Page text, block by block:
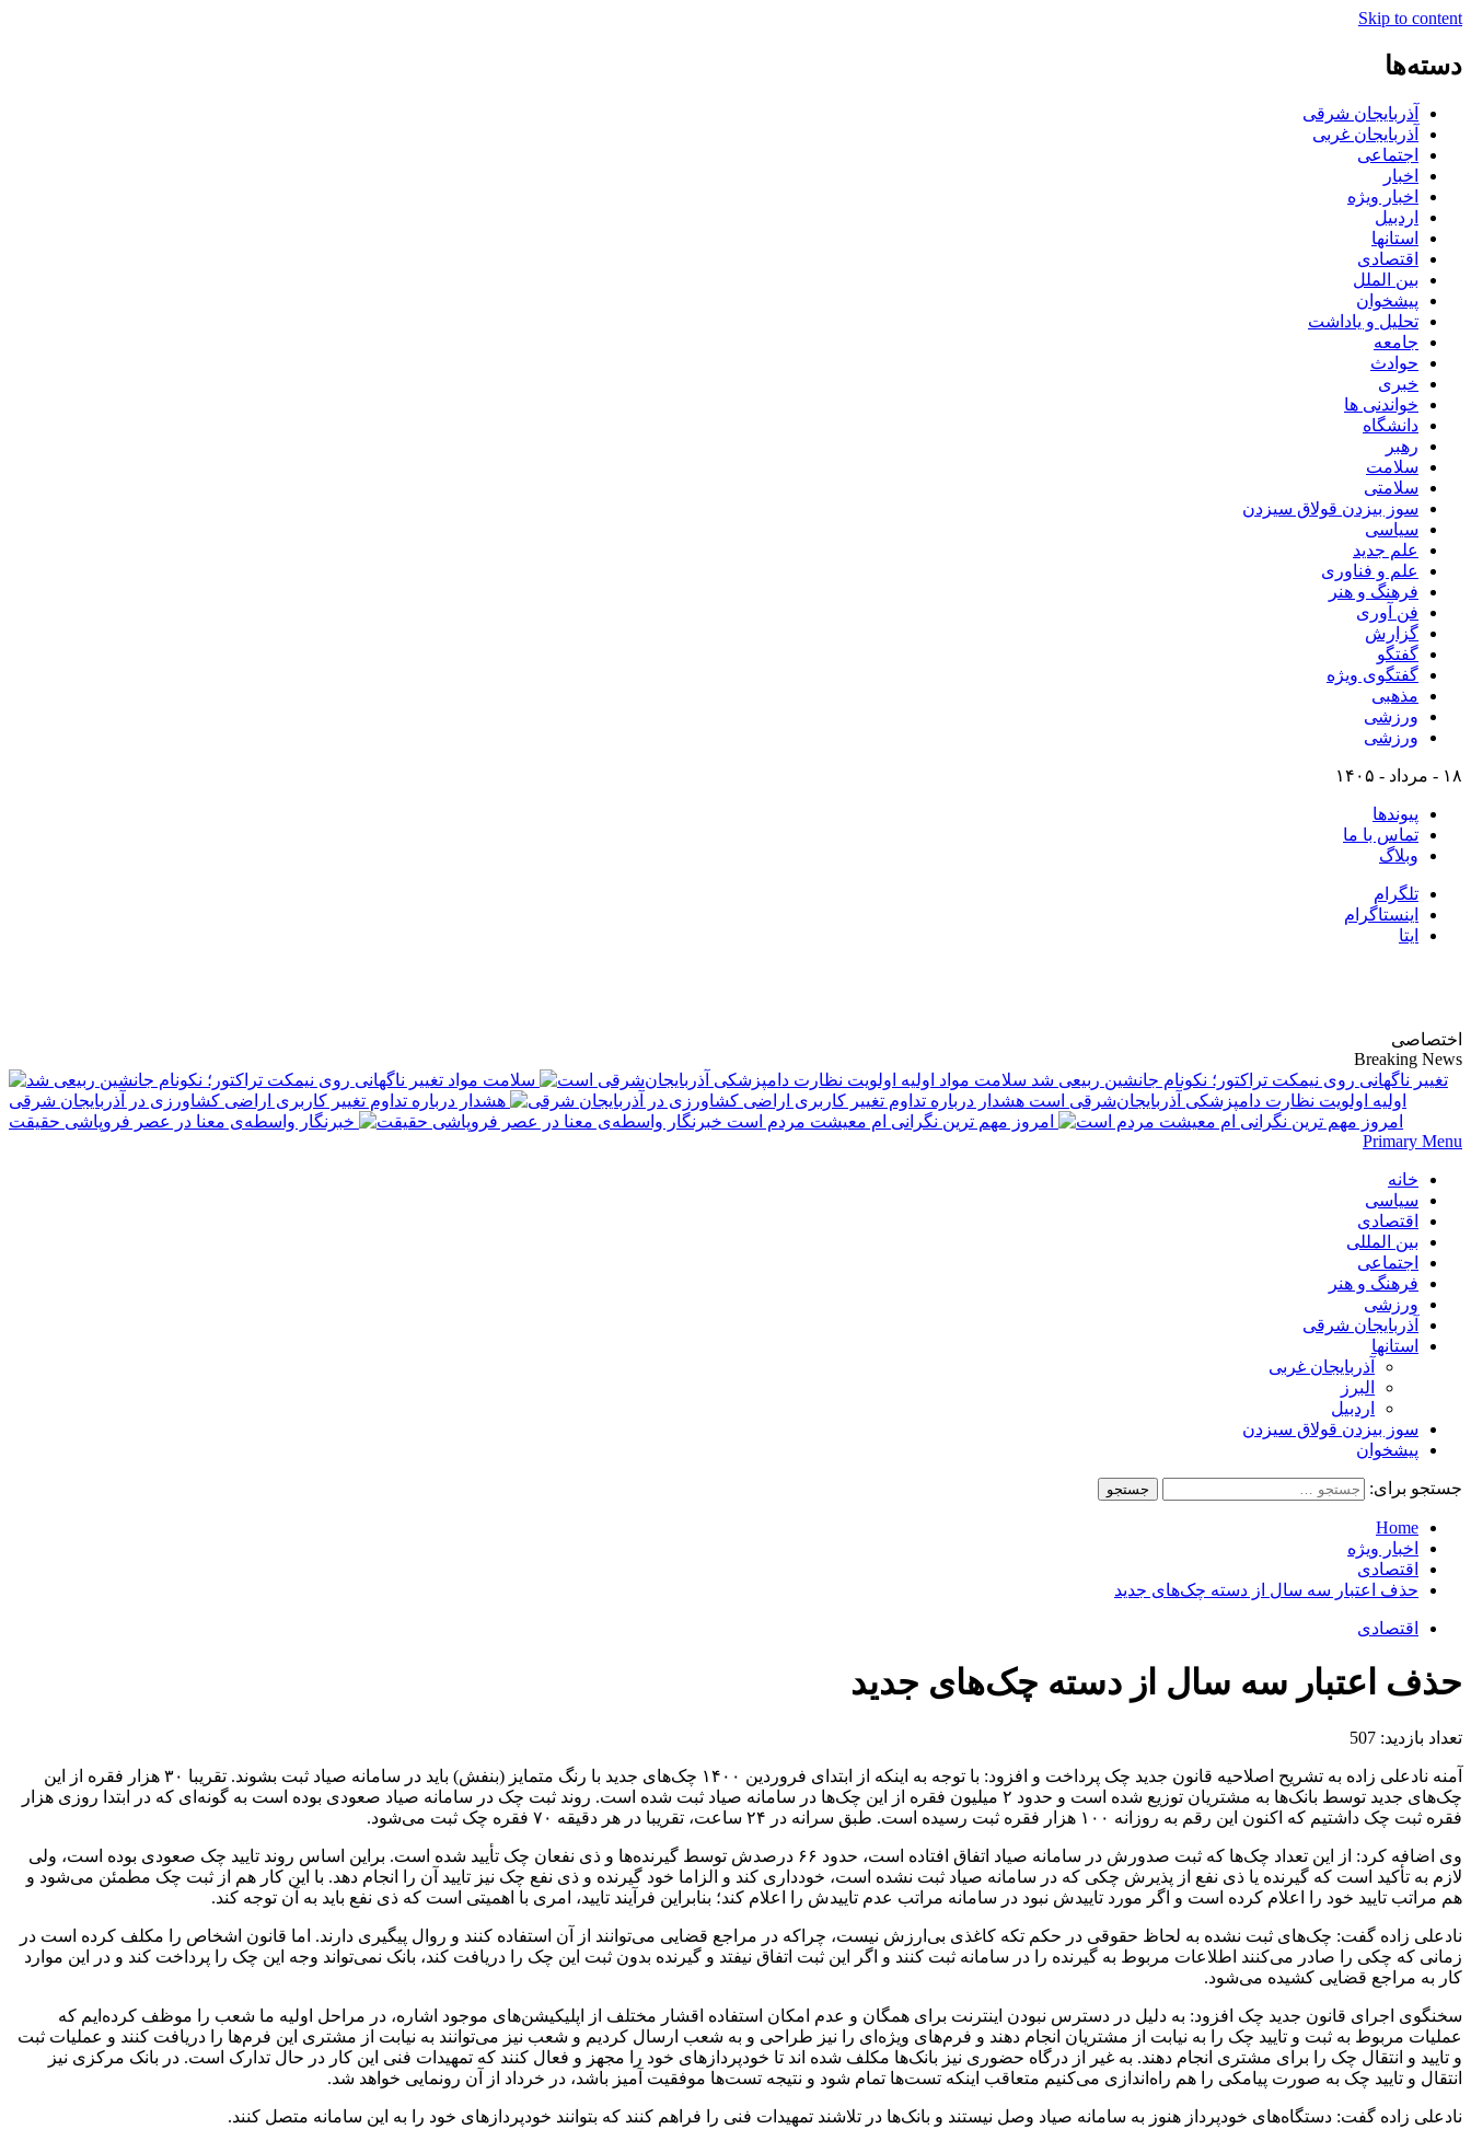
Skip to content
دسته‌ها
آذربایجان شرقی
آذربایجان غربی
اجتماعی
اخبار
اخبار ویژه
اردبیل
استانها
اقتصادی
بین الملل
پیشخوان
تحلیل و یاداشت
جامعه
حوادث
خبری
خواندنی ها
دانشگاه
رهبر
سلامت
سلامتی
سوز بیزدن قولاق سیزدن
سیاسی
علم جدید
علم و فناوری
فرهنگ و هنر
فن آوری
گزارش
گفتگو
گفتگوی ویژه
مذهبی
ورزشی
ورزشی
۱۸ - مرداد - ۱۴۰۵
پیوندها
تماس با ما
وبلاگ
تلگرام
اینستاگرام
ایتا
اختصاصی
Breaking News
تغییر ناگهانی روی نیمکت تراکتور؛ نکونام جانشین ربیعی شد
سلامت مواد
اولیه اولویت نظارت دامپزشکی آذربایجان‌شرقی است
هشدار درباره تداوم تغییر کاربری اراضی کشاورزی در آذربایجان شرقی
امروز مهم‌ ترین نگرانی‌ ام معیشت مردم است
خبرنگار واسطه‌ی معنا در عصر فروپاشی حقیقت
Primary Menu
خانه
سیاسی
اقتصادی
بین المللی
اجتماعی
فرهنگ و هنر
ورزشی
آذربایجان شرقی
استانها
آذربایجان غربی
البرز
اردبیل
سوز بیزدن قولاق سیزدن
پیشخوان
جستجو برای:
Home
اخبار ویژه
اقتصادی
حذف اعتبار سه سال از دسته چک‌های جدید
اقتصادی
حذف اعتبار سه سال از دسته چک‌های جدید
تعداد بازدید: 507
آمنه نادعلی زاده به تشریح اصلاحیه قانون جدید چک پرداخت و افزود: با توجه به اینکه از ابتدای فروردین ۱۴۰۰ چک‌های جدید با رنگ متمایز (بنفش) باید در سامانه صیاد ثبت بشوند. تقریبا ۳۰ هزار فقره از این
چک‌های جدید توسط بانک‌ها به مشتریان توزیع شده است و حدود ۲ میلیون فقره از این چک‌ها در سامانه صیاد ثبت شده است. روند ثبت چک در سامانه صیاد صعودی بوده است به گونه‌ای که در ابتدا روزی هزار
فقره ثبت چک داشتیم که اکنون این رقم به روزانه ۱۰۰ هزار فقره ثبت رسیده است. طبق سرانه در ۲۴ ساعت، تقریبا در هر دقیقه ۷۰ فقره چک ثبت می‌شود.
وی اضافه کرد: از این تعداد چک‌ها که ثبت صدورش در سامانه صیاد اتفاق افتاده است، حدود ۶۶ درصدش توسط گیرنده‌ها و ذی نفعان چک تأیید شده است. براین اساس روند تایید چک صعودی بوده است، ولی
لازم به تأکید است که گیرنده یا ذی نفع از پذیرش چکی که در سامانه صیاد ثبت نشده است، خودداری کند و الزاما خود گیرنده و ذی نفع چک نیز تایید آن را انجام دهد. با این کار هم از ثبت چک مطمئن می‌شود و
هم مراتب تایید خود را اعلام کرده است و اگر مورد تاییدش نبود در سامانه مراتب عدم تاییدش را اعلام کند؛ بنابراین فرآیند تایید، امری با اهمیتی است که ذی نفع باید به آن توجه کند.
نادعلی زاده گفت: چک‌های ثبت نشده به لحاظ حقوقی در حکم تکه کاغذی بی‌ارزش نیست، چراکه در مراجع قضایی می‌توانند از آن استفاده کنند و روال پیگیری دارند. اما قانون اشخاص را مکلف کرده است در
زمانی که چکی را صادر می‌کنند اطلاعات مربوط به گیرنده را در سامانه ثبت کنند و اگر این ثبت اتفاق نیفتد و گیرنده بدون ثبت این چک را دریافت کند، بانک نمی‌تواند وجه این چک را پرداخت کند و در این موارد
کار به مراجع قضایی کشیده می‌شود.
سخنگوی اجرای قانون جدید چک افزود: به دلیل در دسترس نبودن اینترنت برای همگان و عدم امکان استفاده اقشار مختلف از اپلیکیشن‌های موجود اشاره، در مراحل اولیه ما شعب را موظف کرده‌ایم که
عملیات مربوط به ثبت و تایید چک را به نیابت از مشتریان انجام دهند و فرم‌های ویژه‌ای را نیز طراحی و به شعب ارسال کردیم و شعب نیز می‌توانند به نیابت از مشتری این فرم‌ها را دریافت کنند و عملیات ثبت
و تایید و انتقال چک را برای مشتری انجام دهند. به غیر از درگاه حضوری نیز بانک‌ها مکلف شده اند تا خودپرداز‌های خود را مجهز و فعال کنند که تمهیدات فنی این کار در حال تدارک است. در بانک مرکزی نیز
انتقال و تایید چک به صورت پیامکی را هم راه‌اندازی می‌کنیم متعاقب اینکه تست‌ها تمام شود و نتیجه تست‌ها موفقیت آمیز باشد، در خرداد از آن رونمایی خواهد شد.
نادعلی زاده گفت: دستگاه‌های خودپرداز هنوز به سامانه صیاد وصل نیستند و بانک‌ها در تلاشند تمهیدات فنی را فراهم کنند که بتوانند خودپرداز‌های خود را به این سامانه متصل کنند.